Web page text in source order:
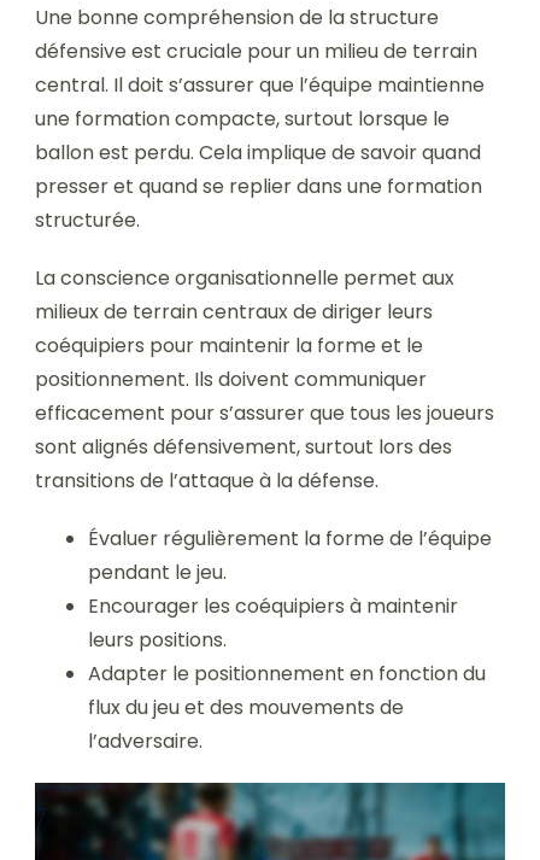
Une bonne compréhension de la structure
défensive est cruciale pour un milieu de terrain
central. Il doit s’assurer que l’équipe maintienne
une formation compacte, surtout lorsque le
ballon est perdu. Cela implique de savoir quand
presser et quand se replier dans une formation
structurée.
La conscience organisationnelle permet aux
milieux de terrain centraux de diriger leurs
coéquipiers pour maintenir la forme et le
positionnement. Ils doivent communiquer
efficacement pour s’assurer que tous les joueurs
sont alignés défensivement, surtout lors des
transitions de l’attaque à la défense.
Évaluer régulièrement la forme de l’équipe
pendant le jeu.
Encourager les coéquipiers à maintenir
leurs positions.
Adapter le positionnement en fonction du
flux du jeu et des mouvements de
l’adversaire.